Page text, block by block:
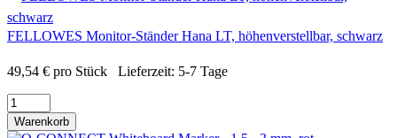
FELLOWES Monitor-Ständer Hana LT, höhenverstellbar, schwarz
49,54 € pro Stück Lieferzeit: 5-7 Tage
Warenkorb